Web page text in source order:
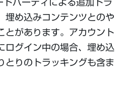
パーティによる追加トラ
埋め込みコンテンツとのや
とがあります。アカウント
ログイン中の場合、埋め込
とりのトラッキングも含ま